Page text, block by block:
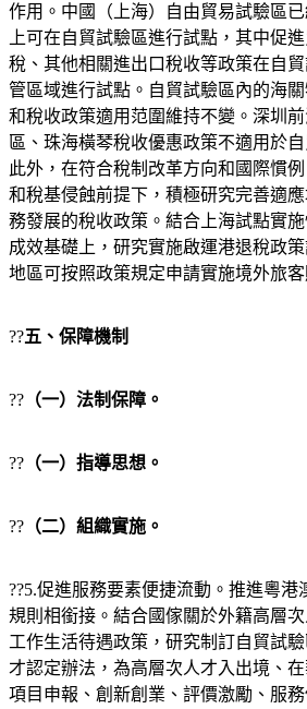
作用。中國（上海）自由貿易試驗區
上可在自貿試驗區進行試點，其中促
稅、其他相關進出口稅收等政策在自
管區域進行試點。自貿試驗區內的海
和稅收政策適用范圍維持不變。深圳
區、珠海橫琴稅收優惠政策不適用於
此外，在符合稅制改革方向和國際慣
和稅基侵蝕前提下，積極研究完善適
務發展的稅收政策。結合上海試點實
成效基礎上，研究實施啟運港退稅政
地區可按照政策規定申請實施境外旅
??五、保障機制
?? （一）法制保障。
?? （一）指導思想。
?? （二）組織實施。
??5.促進服務要素便捷流動。推進粵港
規則相銜接。結合國傢關於外籍高層
工作生活待遇政策，研究制訂自貿試
才認定辦法，為高層次人才入出境、
項目申報、創新創業、評價激勵、服